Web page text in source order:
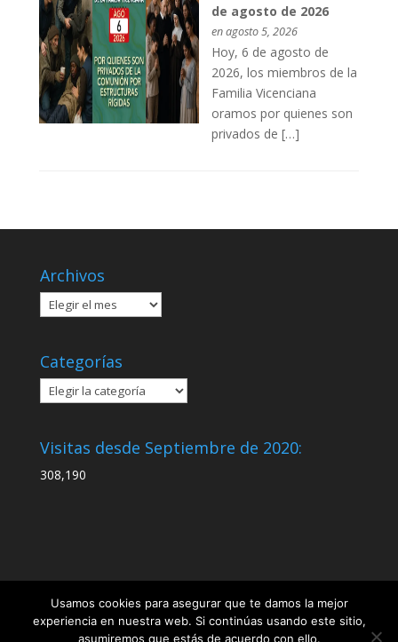
de agosto de 2026
en agosto 5, 2026
Hoy, 6 de agosto de
2026, los miembros de la
Familia Vicenciana
oramos por quienes son
privados de […]
Archivos
Archivos
Categorías
Categorías
Visitas desde Septiembre de 2020:
308,190
Usamos cookies para asegurar que te damos la mejor
experiencia en nuestra web. Si continúas usando este sitio,
asumiremos que estás de acuerdo con ello.